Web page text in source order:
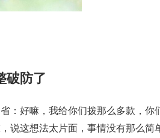
破防了
：好嘛，我给你们拨那么多款，你
说这想法太片面，事情没有那么简